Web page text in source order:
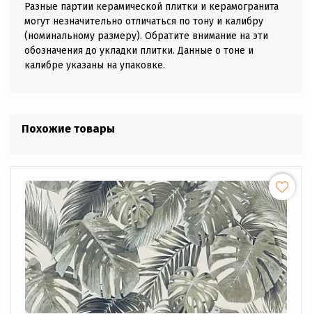
Разные партии керамической плитки и керамогранита
могут незначительно отличаться по тону и калибру
(номинальному размеру). Обратите внимание на эти
обозначения до укладки плитки. Данные о тоне и
калибре указаны на упаковке.
Похожие товары